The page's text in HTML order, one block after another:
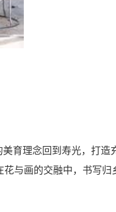
育理念回到寿光，打造
与画的交融中，书写归